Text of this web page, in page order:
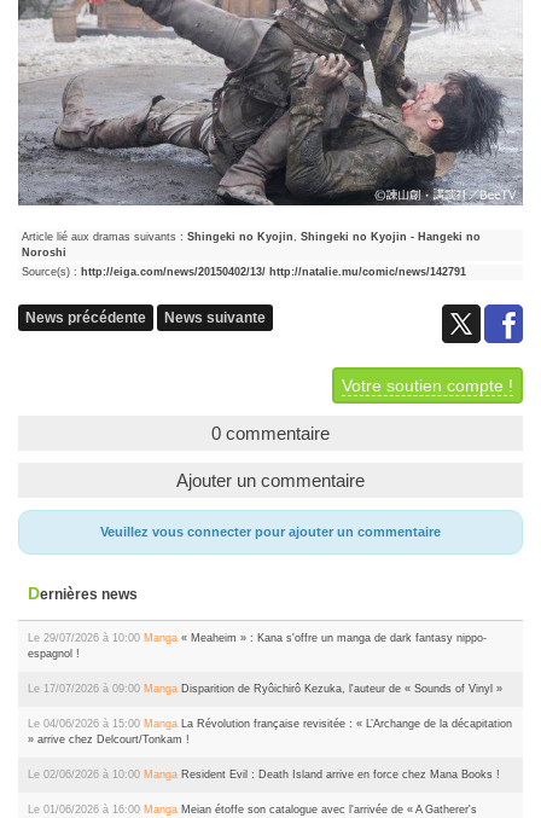
Article lié aux dramas suivants : Shingeki no Kyojin, Shingeki no Kyojin - Hangeki no
Noroshi
Source(s) : http://eiga.com/news/20150402/13/ http://natalie.mu/comic/news/142791
News précédente News suivante
Votre soutien compte !
0 commentaire
Ajouter un commentaire
Veuillez vous connecter pour ajouter un commentaire
Dernières news
Le 29/07/2026 à 10:00 Manga « Meaheim » : Kana s'offre un manga de dark fantasy nippo-
espagnol !
Le 17/07/2026 à 09:00 Manga Disparition de Ryôichirô Kezuka, l'auteur de « Sounds of Vinyl »
Le 04/06/2026 à 15:00 Manga La Révolution française revisitée : « L’Archange de la décapitation
» arrive chez Delcourt/Tonkam !
Le 02/06/2026 à 10:00 Manga Resident Evil : Death Island arrive en force chez Mana Books !
Le 01/06/2026 à 16:00 Manga Meian étoffe son catalogue avec l'arrivée de « A Gatherer's